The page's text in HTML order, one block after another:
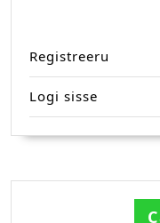
Registreeru
Logi sisse